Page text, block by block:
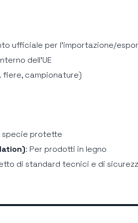
ufficiale per l’importazione/
dell’UE
fiere, campionature)
specie protette
: Per prodotti in legno
di standard tecnici e di